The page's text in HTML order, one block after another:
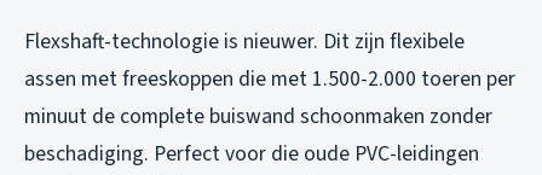
Flexshaft-technologie is nieuwer. Dit zijn flexibele
assen met freeskoppen die met 1.500-2.000 toeren per
minuut de complete buiswand schoonmaken zonder
beschadiging. Perfect voor die oude PVC-leidingen